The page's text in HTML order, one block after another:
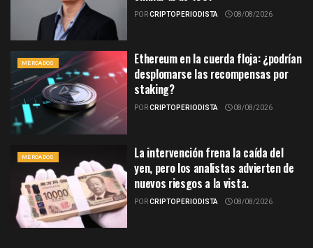
PORCRIPTOPERIODISTA 08/08/2026
MERCADOS
Ethereum en la cuerda floja: ¿podrían
desplomarse las recompensas por
staking?
PORCRIPTOPERIODISTA 08/08/2026
MERCADOS
La intervención frena la caída del
yen, pero los analistas advierten de
nuevos riesgos a la vista.
PORCRIPTOPERIODISTA 08/08/2026